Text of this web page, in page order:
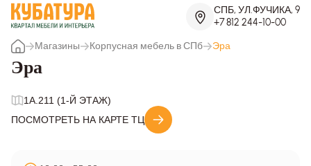
СПБ, УЛ.ФУЧИКА, 9
+7 812 244-10-00
Магазины
Корпусная мебель в СПб Эра
Эра
1A.211 (1-Й ЭТАЖ)
ПОСМОТРЕТЬ НА КАРТЕ ТЦ